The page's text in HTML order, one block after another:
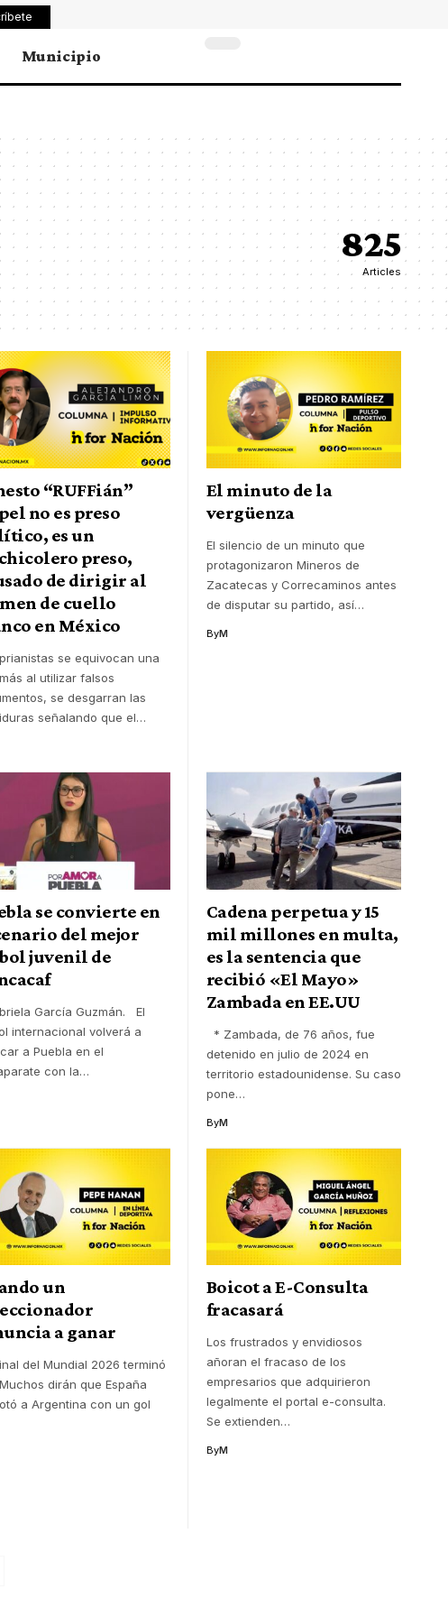
Municipio
825
Articles
“RUFFián”
no es preso
es un
preso,
de dirigir al
de cuello
en México
se equivocan una
al utilizar falsos
se desgarran las
señalando que el…
El minuto de la
vergüenza
El silencio de un minuto que
protagonizaron Mineros de
Zacatecas y Correcaminos antes
de disputar su partido, así…
ByM
se convierte en
del mejor
juvenil de
García Guzmán. El
internacional volverá a
a Puebla en el
con la…
Cadena perpetua y 15
mil millones en multa,
es la sentencia que
recibió «El Mayo»
Zambada en EE.UU
* Zambada, de 76 años, fue
detenido en julio de 2024 en
territorio estadounidense. Su caso
pone…
ByM
un
a ganar
del Mundial 2026 terminó
dirán que España
a Argentina con un gol
Boicot a E-Consulta
fracasará
Los frustrados y envidiosos
añoran el fracaso de los
empresarios que adquirieron
legalmente el portal e-consulta.
Se extienden…
ByM